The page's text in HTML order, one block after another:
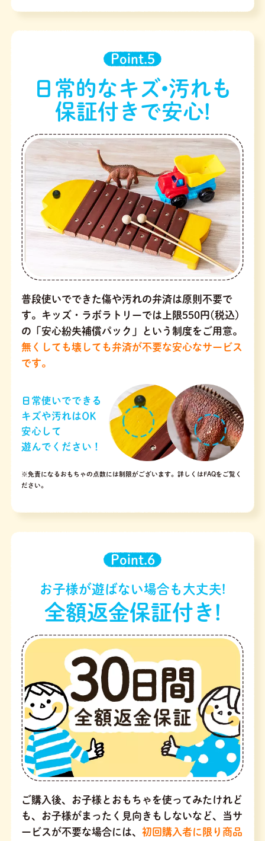
Point.5
日常的なキズ•汚れも
保証付きで安心!
普段使いでできた傷や汚れの弁済は原則不要で
す。キッズ・ラボラトリーでは上限550円(税込)
の「安心紛失補償パック」という制度をご用意。
無くしても壊しても弁済が不要な安心なサービス
です。
※免責になるおもちゃの点数には制限がございます。 詳しくはFAQをご覧く
ださい。
Point.6
お子様が遊ばない場合も大丈夫!
全額返金保証付き!
ご購入後、お子様とおもちゃを使ってみたけれど
も、お子様がまったく見向きもしないなど、当サ
ービスが不要な場合には、 初回購入者に限り商品